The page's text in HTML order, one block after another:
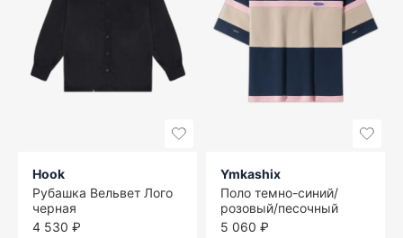
Hook
Рубашка Вельвет Лого
черная
4 530 ₽
Ymkashix
Поло темно-синий/
розовый/песочный
5 060 ₽